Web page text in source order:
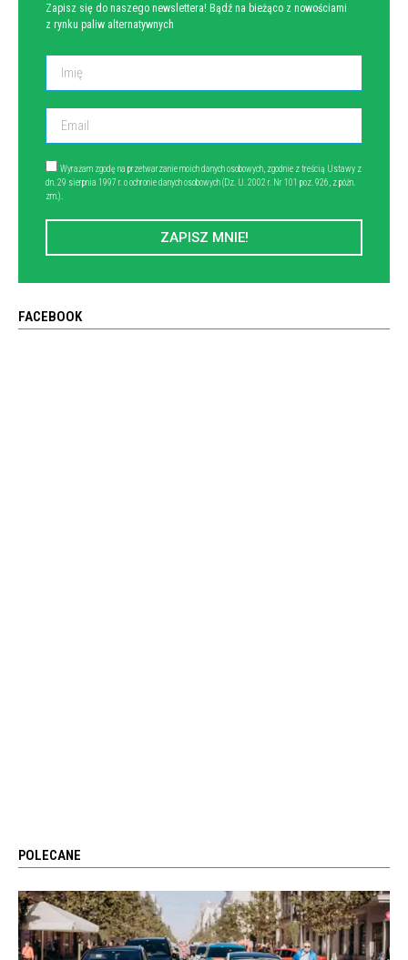
Zapisz się do naszego newslettera! Bądź na bieżąco z nowościami
z rynku paliw alternatywnych
Wyrażam zgodę na przetwarzanie moich danych osobowych, zgodnie z treścią Ustawy z
dn. 29 sierpnia 1997 r. o ochronie danych osobowych (Dz. U. 2002 r. Nr 101 poz. 926, z późn.
zm.).
ZAPISZ MNIE!
FACEBOOK
POLECANE